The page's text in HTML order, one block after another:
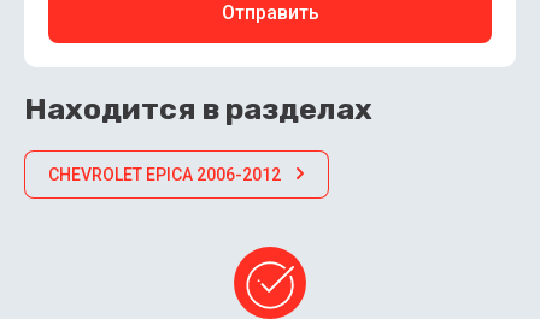
Отправить
Находится в разделах
CHEVROLET EPICA 2006-2012